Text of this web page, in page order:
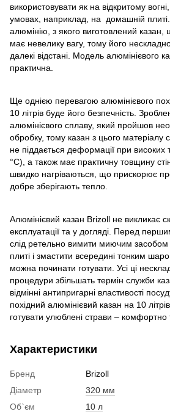
використовувати як на відкритому
умовах, наприклад, на домашній плиті.
алюмінію, з якого виготовлений казан,
має невелику вагу, тому його
далекі відстані. Модель алюмінієвого
практична.
Ще однією перевагою алюмінієвого
10 літрів буде його безпечність.
алюмінієвого сплаву, який пройшов
обробку, тому казан з цього матеріалу
не піддається деформації при
°C), а також має практичну товщину
швидко нагріваються, що прискорює
добре зберігають тепло.
Алюмінієвий казан Brizoll не викликає
експлуатації та у догляді. Перед
слід ретельно вимити миючим засобом
плиті і змастити всередині тонким
можна починати готувати. Усі ці
процедури збільшать термін служби
відмінні антипригарні властивості
похідний алюмінієвий казан на 10
готувати улюблені страви – комфортно
Характеристики
Бренд
Brizoll
Діаметр
320 мм
Об`єм
10 л